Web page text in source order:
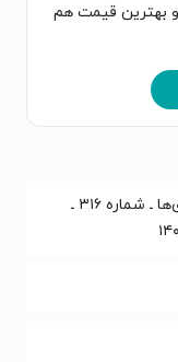
بهترین قیمت هم
روزنامه سراسری خوزی‌ها ـ شماره ۳۱۶ ـ